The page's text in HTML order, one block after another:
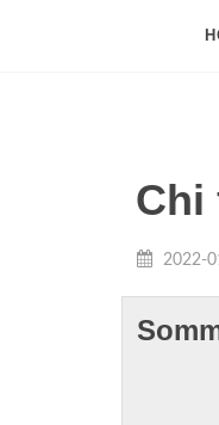
Chi
2022-